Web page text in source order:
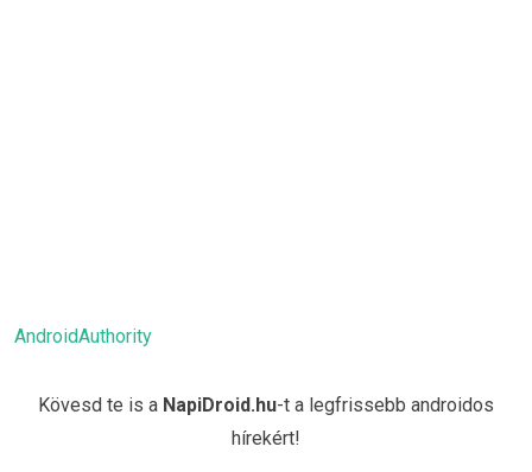
AndroidAuthority
Kövesd te is a NapiDroid.hu-t a legfrissebb androidos
hírekért!